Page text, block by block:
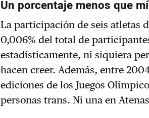
Un porcentaje menos que
La participación de seis atletas
0,006% del total de
estadísticamente, ni siquiera
hacen creer. Además, entre
ediciones de los Juegos
personas trans. Ni una en